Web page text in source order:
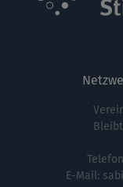
E-Mail: